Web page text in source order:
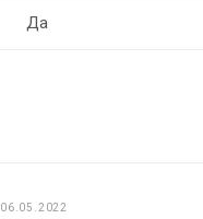
Да
06.05.2022